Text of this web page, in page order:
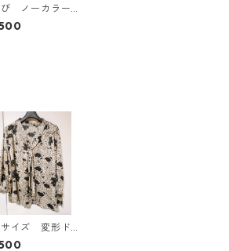
ノーカラーブ
ス ３Ｌ アイボ
KAE-4813
サイズ 変形ドッ
柄 ボウタイブ